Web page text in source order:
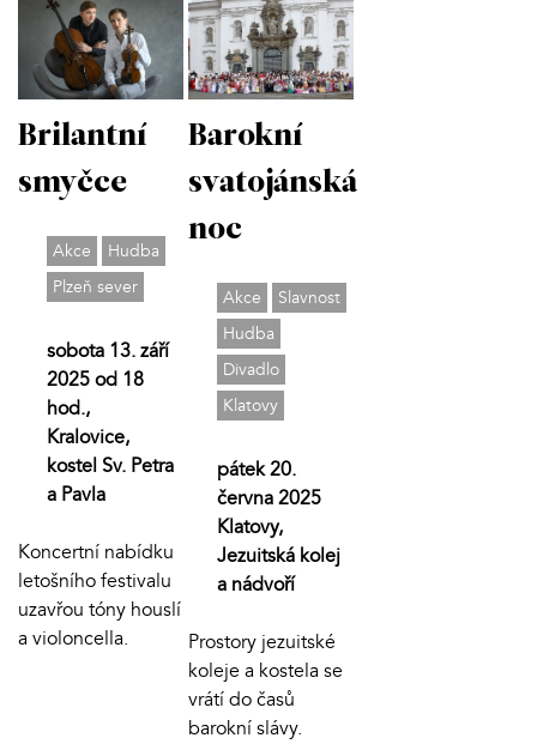
Brilantní
smyčce
Akce
Hudba
Plzeň sever
sobota 13. září
2025 od 18
hod.,
Kralovice,
kostel Sv. Petra
a Pavla
Koncertní nabídku
letošního festivalu
uzavřou tóny houslí
a violoncella.
Barokní
svatojánská
noc
Akce
Slavnost
Hudba
Divadlo
Klatovy
pátek 20.
června 2025
Klatovy,
Jezuitská kolej
a nádvoří
Prostory jezuitské
koleje a kostela se
vrátí do časů
barokní slávy.